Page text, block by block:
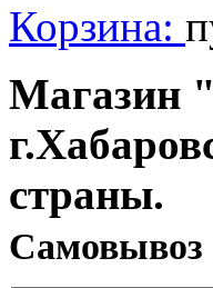
Корзина:
Магазин
страны.
Cамовывоз